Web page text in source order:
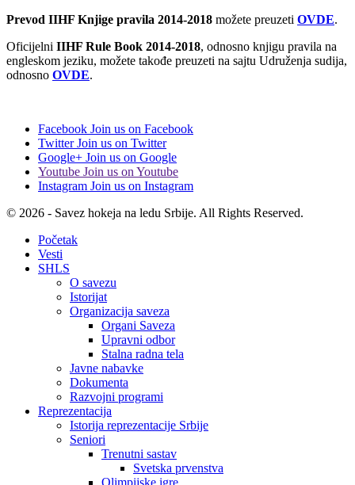
Prevod IIHF Knjige pravila 2014-2018 možete preuzeti OVDE.
Oficijelni IIHF Rule Book 2014-2018, odnosno knjigu pravila na
engleskom jeziku, možete takođe preuzeti na sajtu Udruženja sudija,
odnosno OVDE.
Facebook Join us on Facebook
Twitter Join us on Twitter
Google+ Join us on Google
Youtube Join us on Youtube
Instagram Join us on Instagram
© 2026 - Savez hokeja na ledu Srbije. All Rights Reserved.
Početak
Vesti
SHLS
O savezu
Istorijat
Organizacija saveza
Organi Saveza
Upravni odbor
Stalna radna tela
Javne nabavke
Dokumenta
Razvojni programi
Reprezentacija
Istorija reprezentacije Srbije
Seniori
Trenutni sastav
Svetska prvenstva
Olimpijske igre